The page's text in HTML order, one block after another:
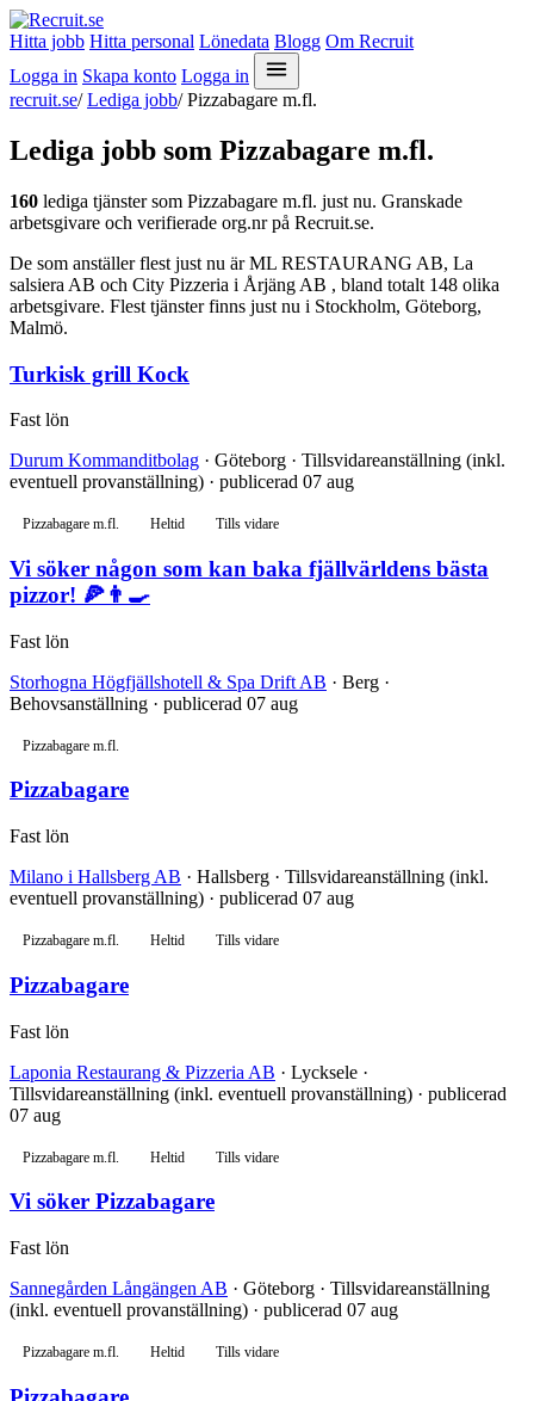
Hitta jobb Hitta personal Lönedata Blogg Om Recruit
Logga in Skapa konto Logga in
recruit.se/ Lediga jobb/ Pizzabagare m.fl.
Lediga jobb som Pizzabagare m.fl.
160 lediga tjänster som Pizzabagare m.fl. just nu. Granskade
arbetsgivare och verifierade org.nr på Recruit.se.
De som anställer flest just nu är ML RESTAURANG AB, La
salsiera AB och City Pizzeria i Årjäng AB , bland totalt 148 olika
arbetsgivare. Flest tjänster finns just nu i Stockholm, Göteborg,
Malmö.
Turkisk grill Kock
Fast lön
Durum Kommanditbolag · Göteborg · Tillsvidareanställning (inkl.
eventuell provanställning) · publicerad 07 aug
Pizzabagare m.fl. Heltid Tills vidare
Vi söker någon som kan baka fjällvärldens bästa
pizzor! 🍕👨‍🍳
Fast lön
Storhogna Högfjällshotell & Spa Drift AB · Berg ·
Behovsanställning · publicerad 07 aug
Pizzabagare m.fl.
Pizzabagare
Fast lön
Milano i Hallsberg AB · Hallsberg · Tillsvidareanställning (inkl.
eventuell provanställning) · publicerad 07 aug
Pizzabagare m.fl. Heltid Tills vidare
Pizzabagare
Fast lön
Laponia Restaurang & Pizzeria AB · Lycksele ·
Tillsvidareanställning (inkl. eventuell provanställning) · publicerad
07 aug
Pizzabagare m.fl. Heltid Tills vidare
Vi söker Pizzabagare
Fast lön
Sannegården Långängen AB · Göteborg · Tillsvidareanställning
(inkl. eventuell provanställning) · publicerad 07 aug
Pizzabagare m.fl. Heltid Tills vidare